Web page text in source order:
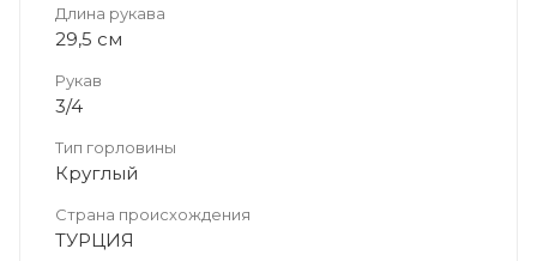
Длина рукава
29,5 см
Рукав
3/4
Тип горловины
Круглый
Страна происхождения
ТУРЦИЯ